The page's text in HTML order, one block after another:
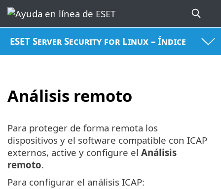
ESET Server Security for Linux – Índice
Análisis remoto
Para proteger de forma remota los
dispositivos y el software compatible con ICAP
externos, active y configure el Análisis
remoto.
Para configurar el análisis ICAP: